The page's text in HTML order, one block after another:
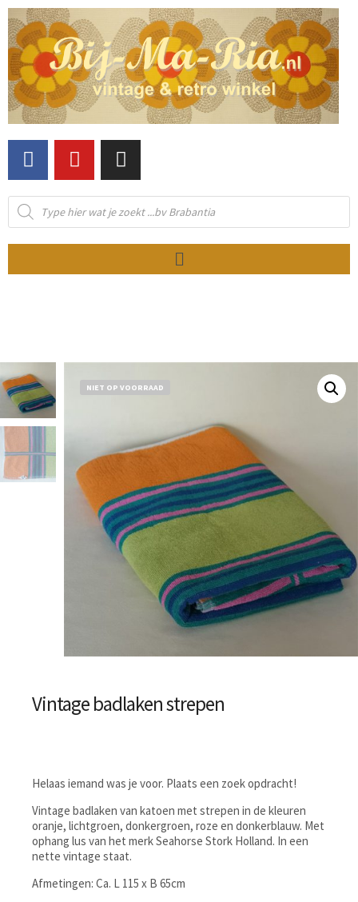
NIET OP VOORRAAD
Vintage badlaken strepen
Helaas iemand was je voor. Plaats een zoek opdracht!
Vintage badlaken van katoen met strepen in de kleuren
oranje, lichtgroen, donkergroen, roze en donkerblauw. Met
ophang lus van het merk Seahorse Stork Holland. In een
nette vintage staat.
Afmetingen: Ca. L 115 x B 65cm